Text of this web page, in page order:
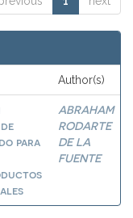
Author(s)
para
ABRAHAM
RODARTE
DE LA
FUENTE